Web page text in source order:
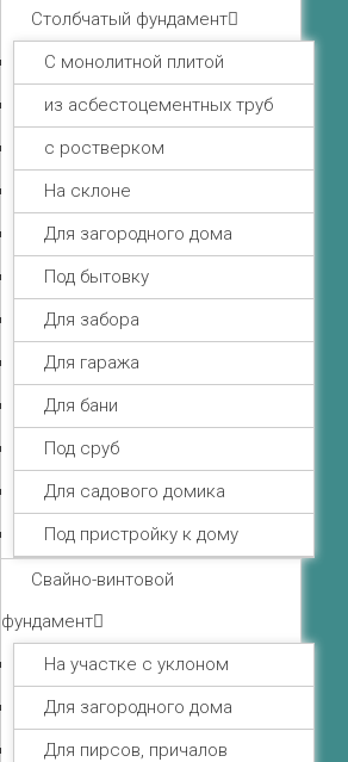
Столбчатый фундамент
С монолитной плитой
из асбестоцементных труб
с ростверком
На склоне
Для загородного дома
Под бытовку
Для забора
Для гаража
Для бани
Под сруб
Для садового домика
Под пристройку к дому
Свайно-винтовой
фундамент
На участке с уклоном
Для загородного дома
Для пирсов, причалов